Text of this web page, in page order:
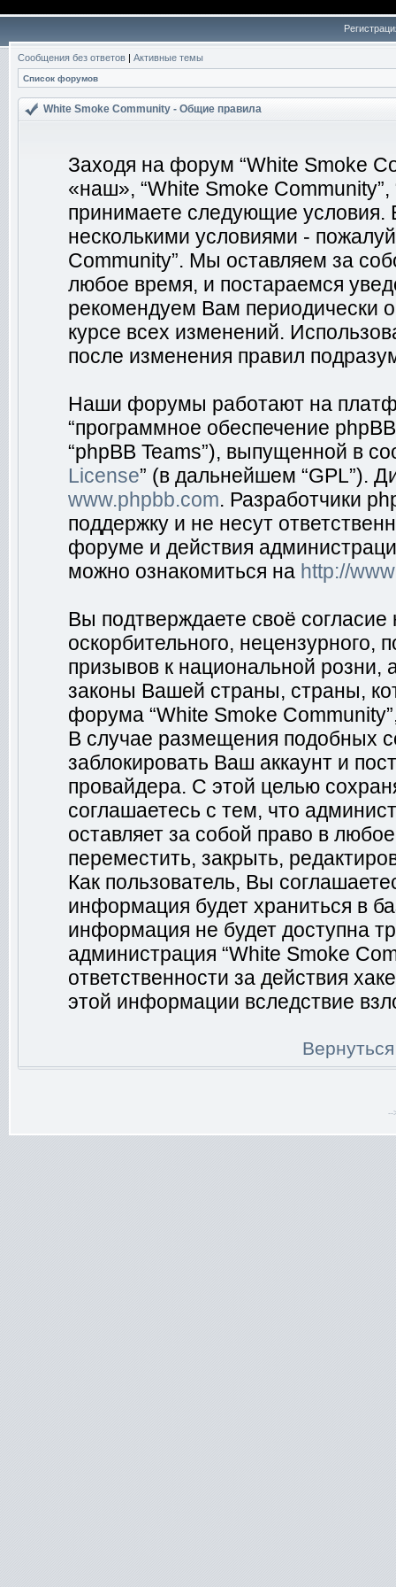
Сообщения без ответов | Активные темы
Список форумов
White Smoke Community - Общие правила
Заходя на форум “White Smoke
«наш», “White Smoke
принимаете следующие
несколькими условиями -
Community”. Мы оставляем за
любое время, и постараемся
рекомендуем Вам периодически
курсе всех изменений.
после изменения правил
Наши форумы работают на
“программное обеспечение
“phpBB Teams”), выпущенной в
License” (в дальнейшем “GPL”).
www.phpbb.com. Разработчики
поддержку и не несут
форуме и действия
можно ознакомиться на http://
Вы подтверждаете своё
оскорбительного, нецензурного,
призывов к национальной
законы Вашей страны, страны,
форума “White Smoke
В случае размещения подобных
заблокировать Ваш аккаунт и
провайдера. С этой целью
соглашаетесь с тем, что
оставляет за собой право в
переместить, закрыть,
Как пользователь, Вы
информация будет храниться в
информация не будет доступна
администрация “White Smoke
ответственности за действия
этой информации вследствие
--